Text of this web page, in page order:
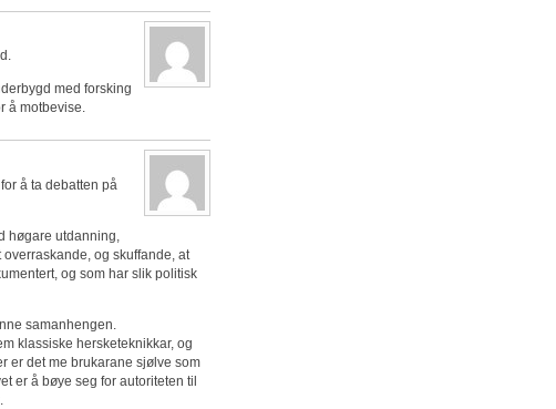
med forsking
å motbevise.
å ta debatten på
høgare utdanning,
og skuffande, at
og som har slik politisk
samanhengen.
klassiske hersketeknikkar, og
er det me brukarane sjølve som
er å bøye seg for autoriteten til